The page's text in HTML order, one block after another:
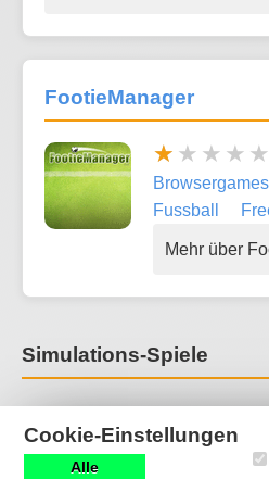
FootieManager
Browsergames
Fussball
Mehr über
Simulations-Spiele
von Aktivitäten, Systemen oder
Spieler die Kontrolle über
Cookie-Einstellungen
Alle